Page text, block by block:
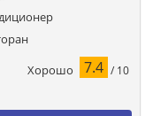
Хорошо 7.4 / 10